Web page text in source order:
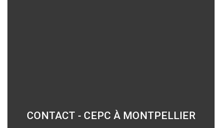
CONTACT - CEPC À MONTPELLIER